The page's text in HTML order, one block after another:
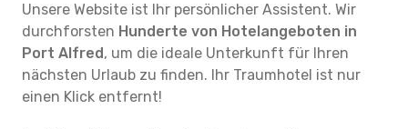
Unsere Website ist Ihr persönlicher Assistent. Wir
durchforsten Hunderte von Hotelangeboten in
Port Alfred, um die ideale Unterkunft für Ihren
nächsten Urlaub zu finden. Ihr Traumhotel ist nur
einen Klick entfernt!